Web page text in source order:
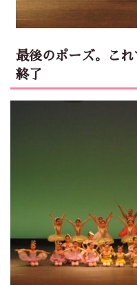
最後のポーズ。こ
終了